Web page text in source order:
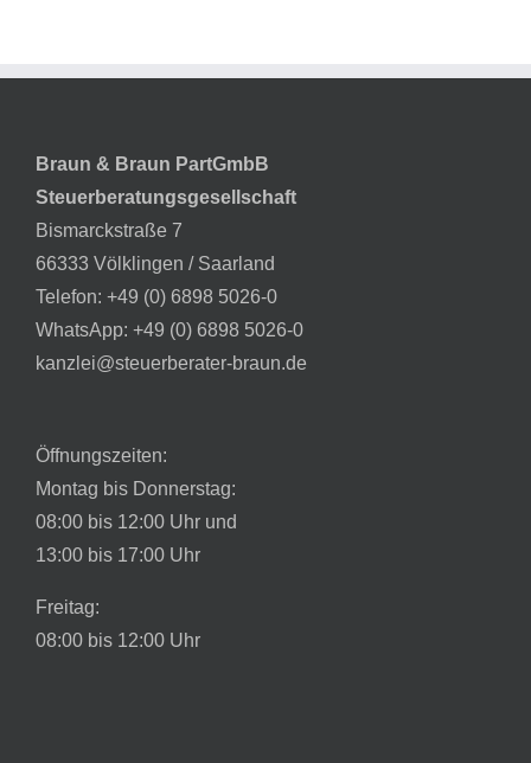
Braun & Braun PartGmbB
Steuerberatungsgesellschaft
Bismarckstraße 7
66333 Völklingen / Saarland
Telefon: +49 (0) 6898 5026-0
WhatsApp: +49 (0) 6898 5026-0
kanzlei@steuerberater-braun.de
Öffnungszeiten:
Montag bis Donnerstag:
08:00 bis 12:00 Uhr und
13:00 bis 17:00 Uhr
Freitag:
08:00 bis 12:00 Uhr